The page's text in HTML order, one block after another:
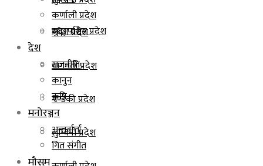
मधेश प्रदेश
बागमती प्रदेश
गण्डकी प्रदेश
लुम्बिनी प्रदेश
कर्णाली प्रदेश
सुदूरपश्चिम प्रदेश
देश
राजनीति
कानुन
कृषि
मनोरञ्जन
अन्तर्वार्ता
गित संगीत
मौसम